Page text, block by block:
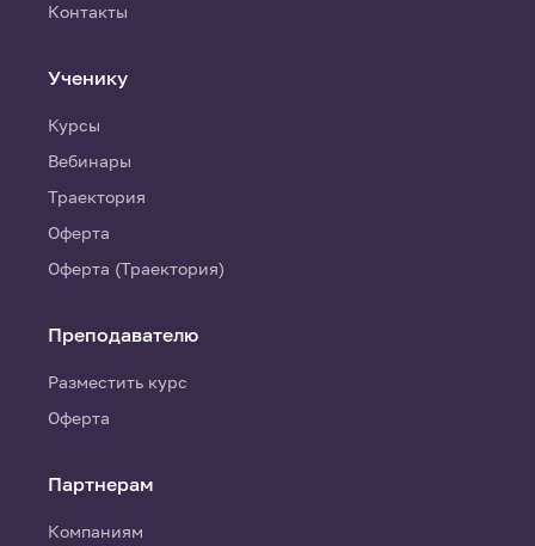
Контакты
Ученику
Курсы
Вебинары
Траектория
Оферта
Оферта (Траектория)
Преподавателю
Разместить курс
Оферта
Партнерам
Компаниям